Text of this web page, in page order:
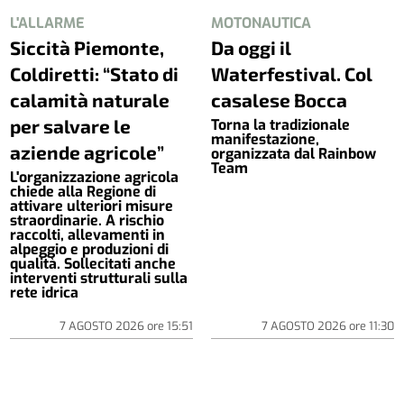
L'ALLARME
Siccità Piemonte,
Coldiretti: “Stato di
calamità naturale
per salvare le
aziende agricole”
L'organizzazione agricola
chiede alla Regione di
attivare ulteriori misure
straordinarie. A rischio
raccolti, allevamenti in
alpeggio e produzioni di
qualità. Sollecitati anche
interventi strutturali sulla
rete idrica
7 AGOSTO 2026ore 15:51
MOTONAUTICA
Da oggi il
Waterfestival. Col
casalese Bocca
Torna la tradizionale
manifestazione,
organizzata dal Rainbow
Team
7 AGOSTO 2026ore 11:30